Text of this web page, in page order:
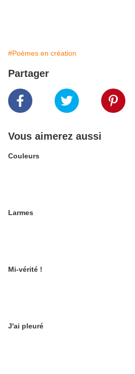
#Poèmes en création
Partager
Vous aimerez aussi
Couleurs
Larmes
Mi-vérité !
J'ai pleuré